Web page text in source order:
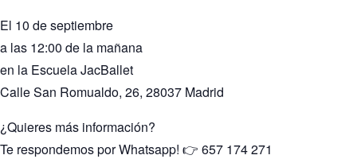
El 10 de septiembre
a las 12:00 de la mañana
en la Escuela JacBallet
Calle San Romualdo, 26, 28037 Madrid
¿Quieres más información?
Te respondemos por Whatsapp! 👉 657 174 271